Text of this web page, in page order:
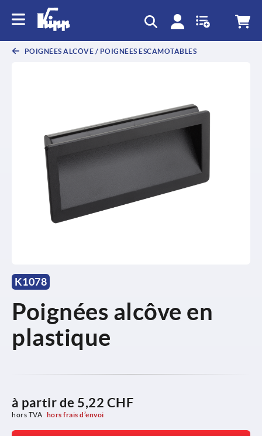
POIGNÉES ALCÔVE / POIGNÉES ESCAMOTABLES
K1078
Poignées alcôve en
plastique
à partir de 5,22 CHF
hors TVA hors frais d’envoi